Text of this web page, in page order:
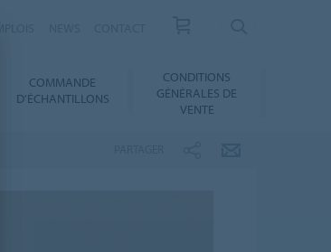
COMMANDE
D'ÉCHANTILLONS
CONDITIONS
GÉNÉRALES DE
VENTE